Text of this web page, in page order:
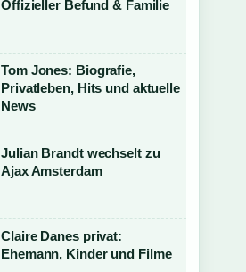
Offizieller Befund & Familie
Tom Jones: Biografie,
Privatleben, Hits und aktuelle
News
Julian Brandt wechselt zu
Ajax Amsterdam
Claire Danes privat:
Ehemann, Kinder und Filme